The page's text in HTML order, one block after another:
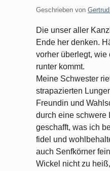
Geschrieben von
Die unser aller
Ende her denken.
vorher überlegt,
runter kommt.
Meine Schwester
strapazierten
Freundin und
durch eine schwere
geschafft, was ich
fidel und
auch Senfkörner
Wickel nicht zu